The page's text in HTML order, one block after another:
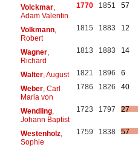
Volckmar,
Adam Valentin
1770 1851 57
Volkmann,
Robert
1815 1883 12
Wagner,
Richard
1813 1883 14
Walter, August 1821 1896
6
Weber, Carl
Maria von
1786 1826 40
Wendling,
Johann Baptist
1723 1797 27
Westenholz,
Sophie
1759 1838 57